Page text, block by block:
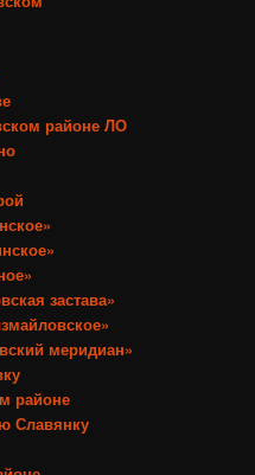
районе ЛО
застава»
меридиан»
районе
Славянку